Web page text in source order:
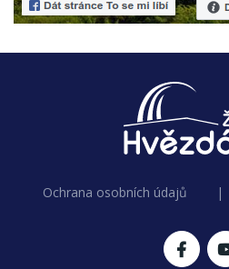
Ochrana osobních údajů |